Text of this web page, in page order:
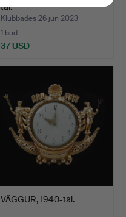
tal.
Klubbades 26 jun 2023
1 bud
37 USD
VÄGGUR, 1940-tal.